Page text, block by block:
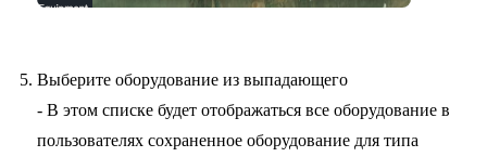
Выберите оборудование из выпадающего
- В этом списке будет отображаться все оборудование в
пользователях сохраненное оборудование для типа